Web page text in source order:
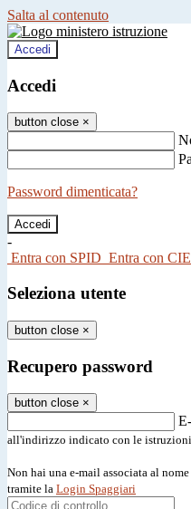
Salta al contenuto
Accedi
Accedi
button close ×
Password dimenticata?
-
Entra con SPID Entra con CIE
Seleziona utente
button close ×
Recupero password
button close ×
all'indirizzo indicato con le istruzioni
Non hai una e-mail associata al
tramite la Login Spaggiari